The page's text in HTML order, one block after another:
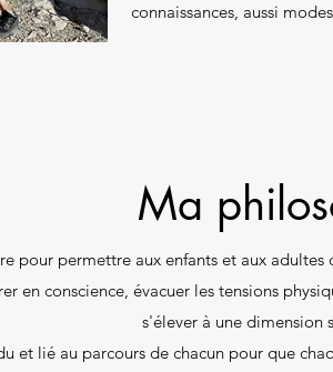
connaissances, aussi
Ma
pour permettre aux enfants et aux adultes
en conscience, évacuer les tensions
s'élever à une dimension
et lié au parcours de chacun pour que